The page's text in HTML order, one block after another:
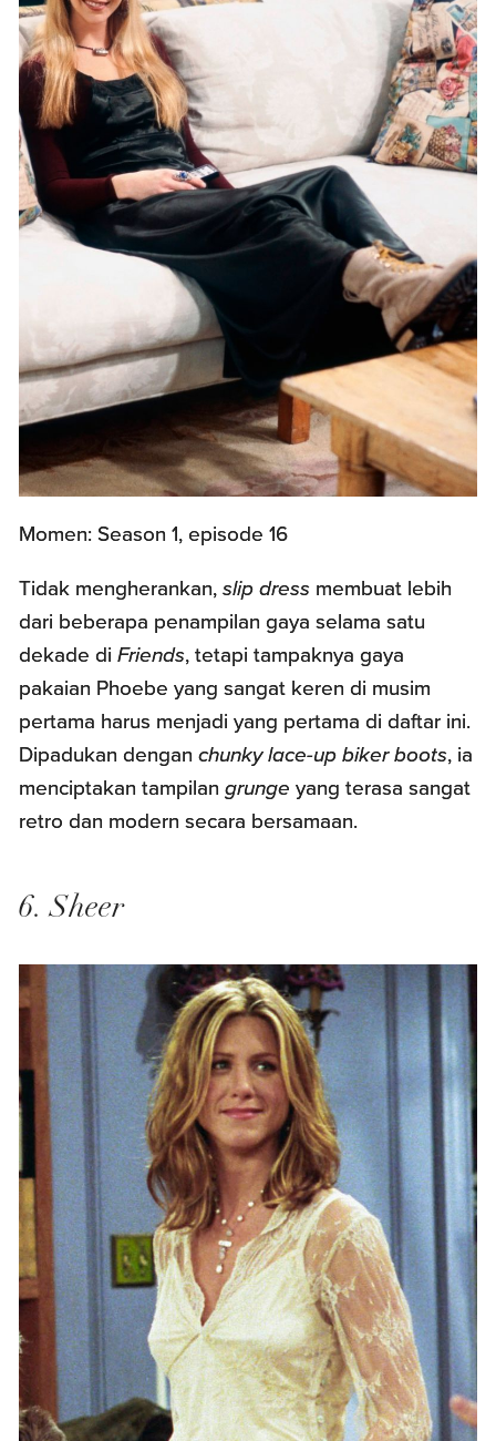
Momen: Season 1, episode 16
Tidak mengherankan,slip dress membuat lebih
dari beberapa penampilan gaya selama satu
dekade diFriends, tetapi tampaknya gaya
pakaian Phoebe yang sangat keren di musim
pertama harus menjadi yang pertama di daftar ini.
Dipadukan denganchunky lace-up biker boots, ia
menciptakan tampilangrunge yang terasa sangat
retro dan modern secara bersamaan.
6. Sheer